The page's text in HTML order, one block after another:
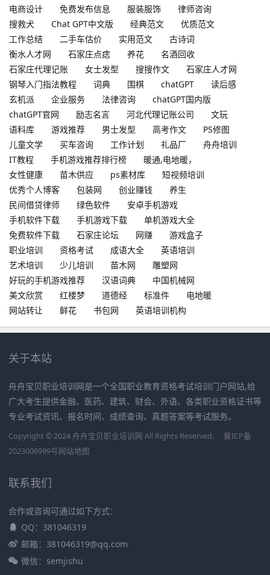
电商设计
免费发布信息 服装服饰
律师咨询
搜救犬
Chat GPT中文版 经典范文
优质范文
工作总结
二手车估价 实用范文
古诗词
衡水人才网
石家庄点痣 养花
名酒回收
石家庄代理记账
女士发型 搜搜作文
石家庄人才网
钢琴入门指法教程
词典 围棋 chatGPT
读后感
玄机派
企业服务 法律咨询
chatGPT国内版
chatGPT官网
励志名言 河北代理记账公司
文玩
语料库
游戏推荐 男士发型 高考作文
PS修图
儿童文学
买车咨询 工作计划 礼品厂
舟舟培训
IT教程
手机游戏推荐排行榜
暖通,电地暖，
女性健康
苗木供应 ps素材库
短视频培训
优秀个人博客
包装网 创业赚钱
养生
民间借贷律师
绿色软件
安卓手机游戏
手机软件下载
手机游戏下载
单机游戏大全
免费软件下载
石家庄论坛 网赚
游戏盒子
职业培训
资格考试 成语大全
英语培训
艺术培训
少儿培训 苗木网
雕塑网
好玩的手机游戏推荐
汉语词典
中国机械网
美文欣赏
红楼梦 道德经 标准件
电地暖
网站转让
鲜花 书包网 英语培训机构
关于本站
舟舟宝贝职业培训网是一个全国职业教育资格考试培训门户网站,给
广大考生提供金融、医药、建筑、财会、外语、各类职业资格证书等
专业考试资讯、报名时间、成绩查询、真题答案等考试服务。
Copyright © 2024 舟舟宝贝职业培训网 All Rights Reserved.
冀ICP备
2023006999号网站地图
联系我们
合作或咨询可通过如下方式：
QQ：381046319
邮箱：381046319@qq.com
微信：semjishu